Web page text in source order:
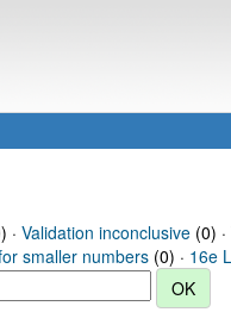
· Validation inconclusive(0) ·
smaller numbers (0) · 16e